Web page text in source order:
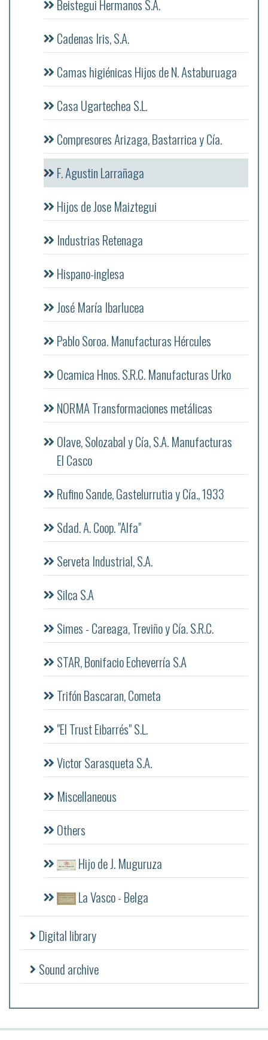
Beistegui Hermanos S.A.
Cadenas Iris, S.A.
Camas higiénicas Hijos de N. Astaburuaga
Casa Ugartechea S.L.
Compresores Arizaga, Bastarrica y Cía.
F. Agustin Larrañaga
Hijos de Jose Maiztegui
Industrias Retenaga
Hispano-inglesa
José María Ibarlucea
Pablo Soroa. Manufacturas Hércules
Ocamica Hnos. S.R.C. Manufacturas Urko
NORMA Transformaciones metálicas
Olave, Solozabal y Cía, S.A. Manufacturas
El Casco
Rufino Sande, Gastelurrutia y Cía., 1933
Sdad. A. Coop. "Alfa"
Serveta Industrial, S.A.
Silca S.A
Simes - Careaga, Treviño y Cía. S.R.C.
STAR, Bonifacio Echeverría S.A
Trifón Bascaran, Cometa
"El Trust Eibarrés" S.L.
Victor Sarasqueta S.A.
Miscellaneous
Others
Hijo de J. Muguruza
La Vasco - Belga
Digital library
Sound archive